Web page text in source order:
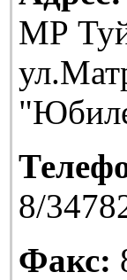
МР
8/
Факс: